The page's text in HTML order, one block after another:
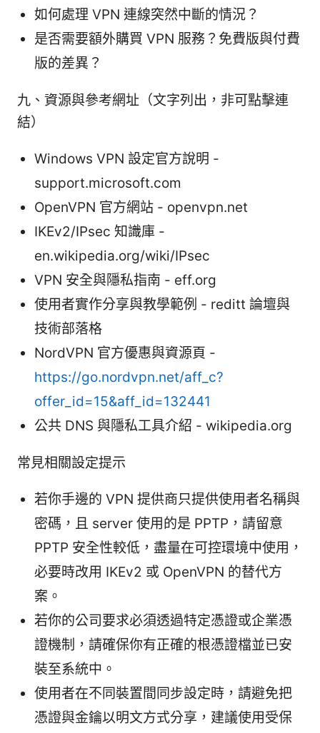
如何處理 VPN 連線突然中斷的情況？
是否需要額外購買 VPN 服務？免費版與付費
版的差異？
九、資源與參考網址（文字列出，非可點擊連
結）
Windows VPN 設定官方說明 -
support.microsoft.com
OpenVPN 官方網站 - openvpn.net
IKEv2/IPsec 知識庫 -
en.wikipedia.org/wiki/IPsec
VPN 安全與隱私指南 - eff.org
使用者實作分享與教學範例 - reditt 論壇與
技術部落格
NordVPN 官方優惠與資源頁 -
https://go.nordvpn.net/aff_c?
offer_id=15&aff_id=132441
公共 DNS 與隱私工具介紹 - wikipedia.org
常見相關設定提示
若你手邊的 VPN 提供商只提供使用者名稱與
密碼，且 server 使用的是 PPTP，請留意
PPTP 安全性較低，盡量在可控環境中使用，
必要時改用 IKEv2 或 OpenVPN 的替代方
案。
若你的公司要求必須透過特定憑證或企業憑
證機制，請確保你有正確的根憑證檔並已安
裝至系統中。
使用者在不同裝置間同步設定時，請避免把
憑證與金鑰以明文方式分享，建議使用受保